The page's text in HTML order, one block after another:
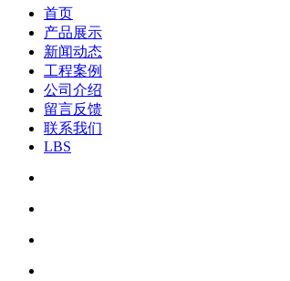
首页
产品展示
新闻动态
工程案例
公司介绍
留言反馈
联系我们
LBS